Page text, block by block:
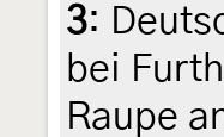
3:
bei
Raupe